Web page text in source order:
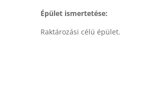
Épület ismertetése:
Raktározási célú épület.